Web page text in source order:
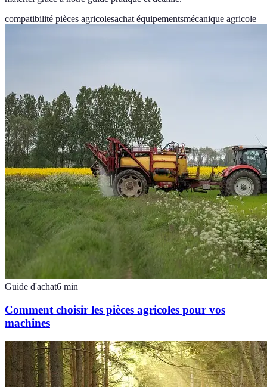
compatibilité pièces agricolesachat équipementsmécanique agricole
Guide d'achat6 min
Comment choisir les pièces agricoles pour vos
machines